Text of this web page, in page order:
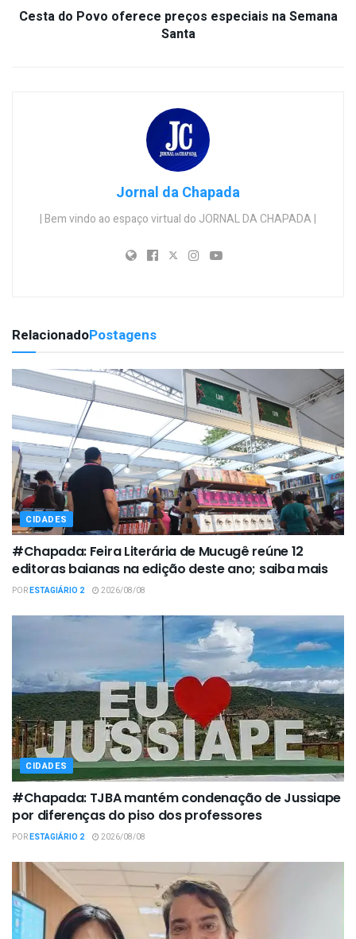
Cesta do Povo oferece preços especiais na Semana
Santa
Jornal da Chapada
| Bem vindo ao espaço virtual do JORNAL DA CHAPADA |
RelacionadoPostagens
CIDADES
#Chapada: Feira Literária de Mucugê reúne 12
editoras baianas na edição deste ano; saiba mais
PORESTAGIÁRIO 2 2026/08/08
CIDADES
#Chapada: TJBA mantém condenação de Jussiape
por diferenças do piso dos professores
PORESTAGIÁRIO 2 2026/08/08